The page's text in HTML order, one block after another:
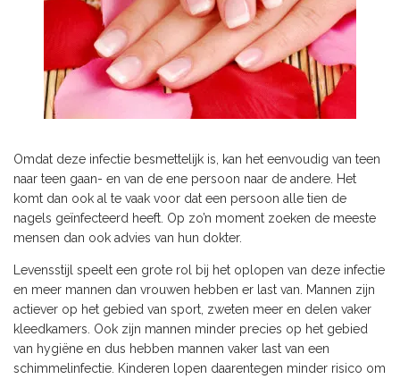
Omdat deze infectie besmettelijk is, kan het eenvoudig van teen
naar teen gaan- en van de ene persoon naar de andere. Het
komt dan ook al te vaak voor dat een persoon alle tien de
nagels geïnfecteerd heeft. Op zo’n moment zoeken de meeste
mensen dan ook advies van hun dokter.
Levensstijl speelt een grote rol bij het oplopen van deze infectie
en meer mannen dan vrouwen hebben er last van. Mannen zijn
actiever op het gebied van sport, zweten meer en delen vaker
kleedkamers. Ook zijn mannen minder precies op het gebied
van hygiëne en dus hebben mannen vaker last van een
schimmelinfectie. Kinderen lopen daarentegen minder risico om